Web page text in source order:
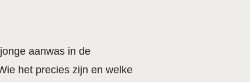
aanwas in de
het precies zijn en welke